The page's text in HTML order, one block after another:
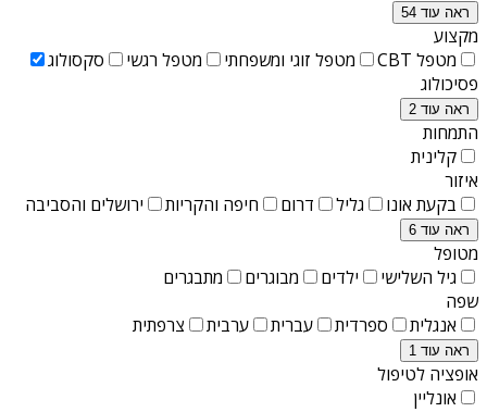
ראה עוד 54
מקצוע
מטפל CBT
מטפל זוגי ומשפחתי מטפל רגשי
סקסולוג
פסיכולוג
ראה עוד 2
התמחות
קלינית
איזור
בקעת אונו
גליל דרום חיפה והקריות ירושלים והסביבה
ראה עוד 6
מטופל
גיל השלישי
ילדים מבוגרים
מתבגרים
שפה
אנגלית
ספרדית עברית ערבית צרפתית
ראה עוד 1
אופציה לטיפול
אונליין